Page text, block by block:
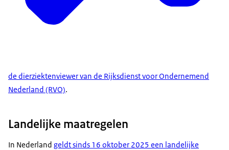
de dierziektenviewer van de Rijksdienst voor Ondernemend
Nederland (RVO).
Landelijke maatregelen
In Nederland geldt sinds 16 oktober 2025 een landelijke